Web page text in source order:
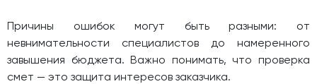
Причины ошибок могут быть разными: от
невнимательности специалистов до намеренного
завышения бюджета. Важно понимать, что проверка
смет — это защита интересов заказчика.